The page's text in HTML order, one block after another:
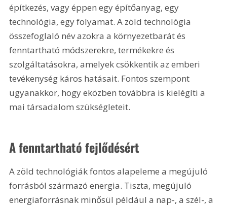
építkezés, vagy éppen egy építőanyag, egy
technológia, egy folyamat. A zöld technológia
összefoglaló név azokra a környezetbarát és
fenntartható módszerekre, termékekre és
szolgáltatásokra, amelyek csökkentik az emberi
tevékenység káros hatásait. Fontos szempont
ugyanakkor, hogy eközben továbbra is kielégíti a
mai társadalom szükségleteit.
A fenntartható fejlődésért
A zöld technológiák fontos alapeleme a megújuló
forrásból származó energia. Tiszta, megújuló
energiaforrásnak minősül például a nap-, a szél-, a